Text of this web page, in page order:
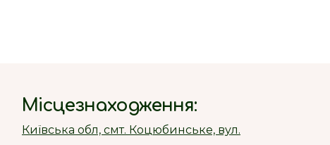
Місцезнаходження:
Київська обл, смт. Коцюбинське, вул.